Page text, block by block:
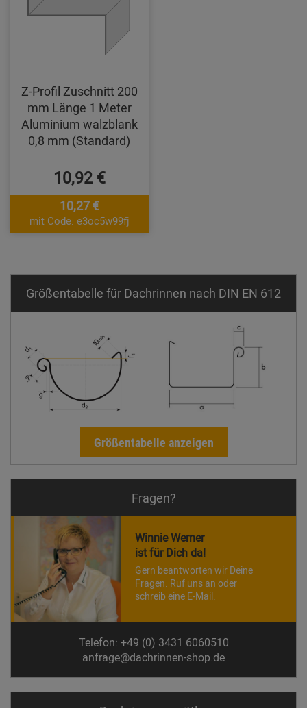
Z-Profil Zuschnitt 200
mm Länge 1 Meter
Aluminium walzblank
0,8 mm (Standard)
10,92 €
10,27 €
mit Code: e3oc5w99fj
Größentabelle für Dachrinnen nach DIN EN 612
Größentabelle anzeigen
Fragen?
Winnie Werner
ist für Dich da!
Gern beantworten wir Deine
Fragen. Ruf uns an oder
schreib eine E-Mail.
Telefon: +49 (0) 3431 6060510
anfrage@dachrinnen-shop.de